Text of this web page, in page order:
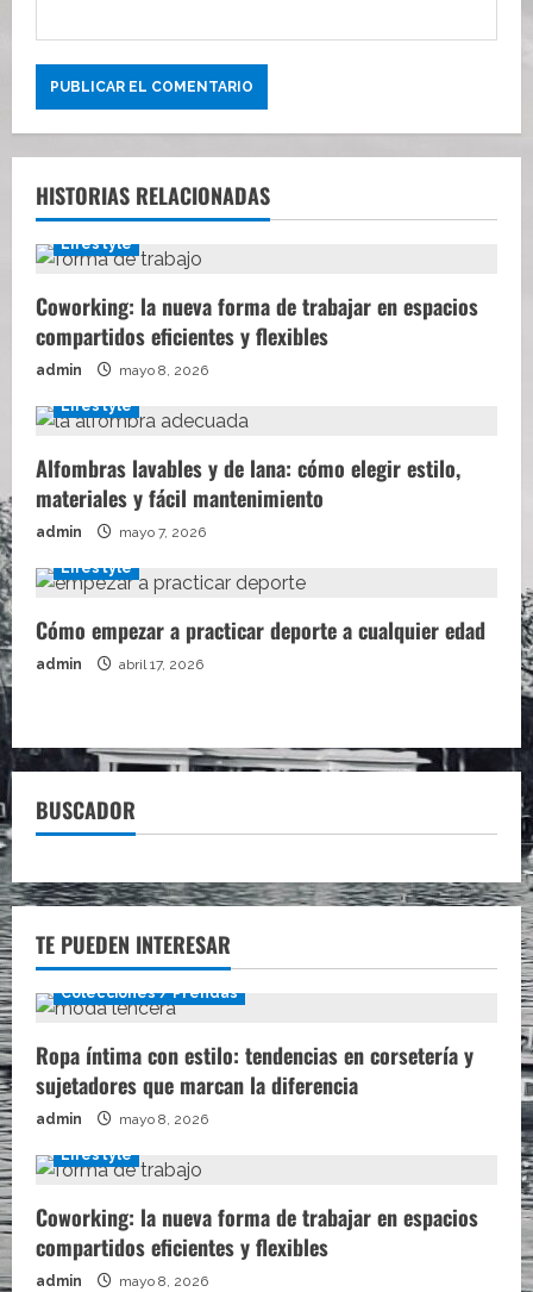
HISTORIAS RELACIONADAS
Lifestyle
Coworking: la nueva forma de trabajar en espacios
compartidos eficientes y flexibles
admin mayo 8, 2026
Lifestyle
Alfombras lavables y de lana: cómo elegir estilo,
materiales y fácil mantenimiento
admin mayo 7, 2026
Lifestyle
Cómo empezar a practicar deporte a cualquier edad
admin abril 17, 2026
BUSCADOR
TE PUEDEN INTERESAR
Colecciones / Prendas
Ropa íntima con estilo: tendencias en corsetería y
sujetadores que marcan la diferencia
admin mayo 8, 2026
Lifestyle
Coworking: la nueva forma de trabajar en espacios
compartidos eficientes y flexibles
admin mayo 8, 2026